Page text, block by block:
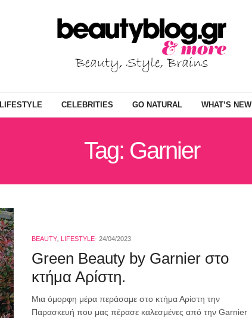
LIFESTYLE CELEBRITIES GO NATURAL WHAT’S NEW
Tag: Garnier
BEAUTY LIFESTYLE 24/04/2023
Green Beauty by Garnier στο
κτήμα Αρίστη.
Μια όμορφη μέρα περάσαμε στο κτήμα Αρίστη την
Παρασκευή που μας πέρασε καλεσμένες από την Garnier